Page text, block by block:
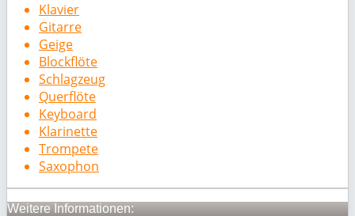
Klavier
Gitarre
Geige
Blockflöte
Schlagzeug
Querflöte
Keyboard
Klarinette
Trompete
Saxophon
Weitere Informationen: